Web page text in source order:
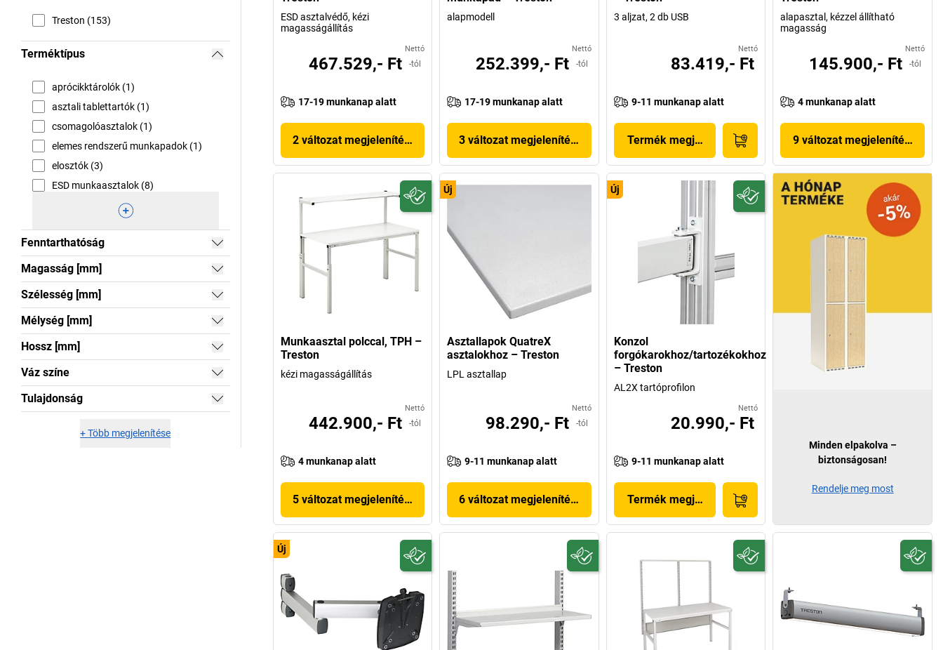
Treston (153)
Terméktípus
aprócikktárolók (1)
asztali tablettartók (1)
csomagolóasztalok (1)
elemes rendszerű munkapadok (1)
elosztók (3)
ESD munkaasztalok (8)
Fenntarthatóság
Magasság [mm]
Szélesség [mm]
Mélység [mm]
Hossz [mm]
Váz színe
Tulajdonság
+Több megjelenítése
ESD asztalvédő, kézi
magasságállítás
Nettó
467.529,- Ft -tól
17-19 munkanap alatt
2 változat megjelenítése
alapmodell
Nettó
252.399,- Ft -tól
17-19 munkanap alatt
3 változat megjelenítése
3 aljzat, 2 db USB
Nettó
83.419,- Ft
9-11 munkanap alatt
Termék megjelenítése
alapasztal, kézzel állítható
magasság
Nettó
145.900,- Ft -tól
4 munkanap alatt
9 változat megjelenítése
Munkaasztal polccal, TPH –
Treston
kézi magasságállítás
Nettó
442.900,- Ft -tól
4 munkanap alatt
5 változat megjelenítése
Új
Asztallapok QuatreX
asztalokhoz – Treston
LPL asztallap
Nettó
98.290,- Ft -tól
9-11 munkanap alatt
6 változat megjelenítése
Új
Konzol
forgókarokhoz/tartozékokhoz
– Treston
AL2X tartóprofilon
Nettó
20.990,- Ft
9-11 munkanap alatt
Termék megjelenítése
Új
Minden elpakolva –
biztonságosan!
Rendelje meg most